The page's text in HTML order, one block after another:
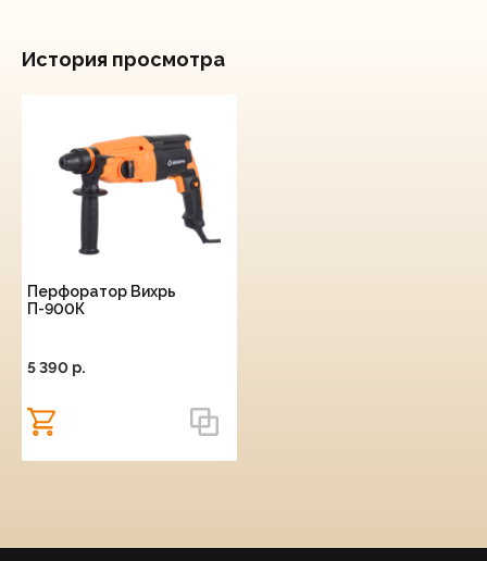
История просмотра
Перфоратор Вихрь
П-900К
5 390 p.